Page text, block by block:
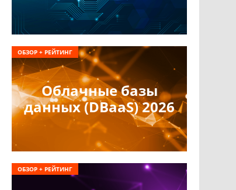
Облачные базы
данных (DBaaS) 2026
ОБЗОР + РЕЙТИНГ
ОБЗОР + РЕЙТИНГ